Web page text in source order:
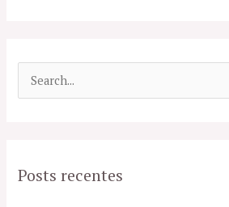
u
Posts recentes